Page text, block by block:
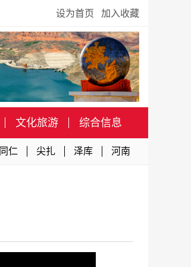
设为首页 加入收藏
文化旅游 综合信息
同仁 尖扎 泽库 河南